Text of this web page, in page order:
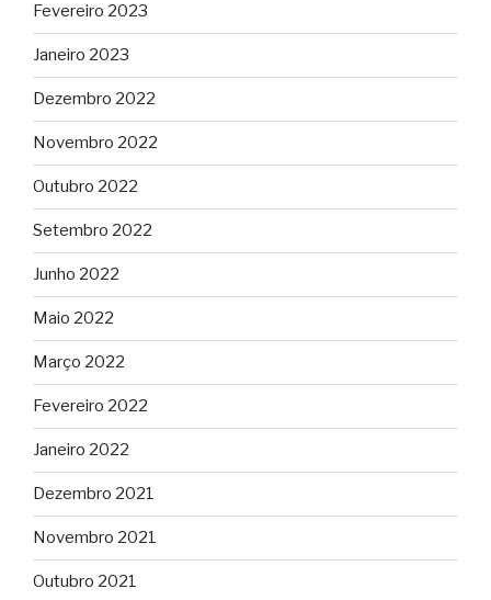
Fevereiro 2023
Janeiro 2023
Dezembro 2022
Novembro 2022
Outubro 2022
Setembro 2022
Junho 2022
Maio 2022
Março 2022
Fevereiro 2022
Janeiro 2022
Dezembro 2021
Novembro 2021
Outubro 2021